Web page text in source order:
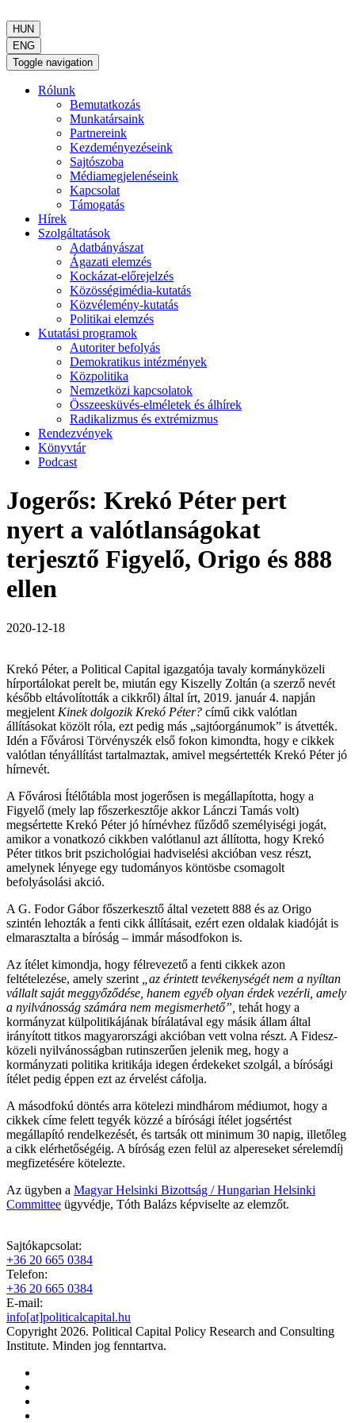
HUN
ENG
Toggle navigation
Rólunk
Bemutatkozás
Munkatársaink
Partnereink
Kezdeményezéseink
Sajtószoba
Médiamegjelenéseink
Kapcsolat
Támogatás
Hírek
Szolgáltatások
Adatbányászat
Ágazati elemzés
Kockázat-előrejelzés
Közösségimédia-kutatás
Közvélemény-kutatás
Politikai elemzés
Kutatási programok
Autoriter befolyás
Demokratikus intézmények
Közpolitika
Nemzetközi kapcsolatok
Összeesküvés-elméletek és álhírek
Radikalizmus és extrémizmus
Rendezvények
Könyvtár
Podcast
Jogerős: Krekó Péter pert
nyert a valótlanságokat
terjesztő Figyelő, Origo és 888
ellen
2020-12-18
Krekó Péter, a Political Capital igazgatója tavaly kormányközeli
hírportálokat perelt be, miután egy Kiszelly Zoltán (a szerző nevét
később eltávolították a cikkről) által írt, 2019. január 4. napján
megjelent Kinek dolgozik Krekó Péter? című cikk valótlan
állításokat közölt róla, ezt pedig más „sajtóorgánumok” is átvették.
Idén a Fővárosi Törvényszék első fokon kimondta, hogy e cikkek
valótlan tényállítást tartalmaztak, amivel megsértették Krekó Péter jó
hírnevét.
A Fővárosi Ítélőtábla most jogerősen is megállapította, hogy a
Figyelő (mely lap főszerkesztője akkor Lánczi Tamás volt)
megsértette Krekó Péter jó hírnévhez fűződő személyiségi jogát,
amikor a vonatkozó cikkben valótlanul azt állította, hogy Krekó
Péter titkos brit pszichológiai hadviselési akcióban vesz részt,
amelynek lényege egy tudományos köntösbe csomagolt
befolyásolási akció.
A G. Fodor Gábor főszerkesztő által vezetett 888 és az Origo
szintén lehozták a fenti cikk állításait, ezért ezen oldalak kiadóját is
elmarasztalta a bíróság – immár másodfokon is.
Az ítélet kimondja, hogy félrevezető a fenti cikkek azon
feltételezése, amely szerint
az érintett tevékenységét nem a nyíltan
vállalt saját meggyőződése, hanem egyéb olyan érdek vezérli, amely
a nyilvánosság számára nem megismerhető”, tehát hogy a
kormányzat külpolitikájának bírálatával egy másik állam által
irányított titkos magyarországi akcióban vett volna részt. A Fidesz-
közeli nyilvánosságban rutinszerűen jelenik meg, hogy a
kormányzati politika kritikája idegen érdekeket szolgál, a bírósági
ítélet pedig éppen ezt az érvelést cáfolja.
A másodfokú döntés arra kötelezi mindhárom médiumot, hogy a
cikkek címe felett tegyék közzé a bírósági ítélet jogsértést
megállapító rendelkezését, és tartsák ott minimum 30 napig, illetőleg
a cikk elérhetőségéig. A bíróság ezen felül az alpereseket sérelemdíj
megfizetésére kötelezte.
Az ügyben a Magyar Helsinki Bizottság / Hungarian Helsinki
Committee ügyvédje, Tóth Balázs képviselte az elemzőt.
Sajtókapcsolat:
+36 20 665 0384
Telefon:
+36 20 665 0384
E-mail:
info[at]politicalcapital.hu
Copyright 2026. Political Capital Policy Research and Consulting
Institute. Minden jog fenntartva.